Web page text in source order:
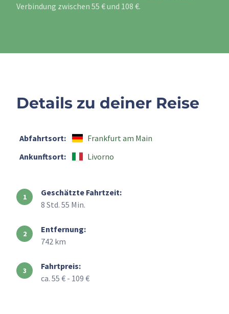
Verbindung zwischen 55 € und 108 €.
Details zu deiner Reise
Abfahrtsort:
Frankfurt am Main
Ankunftsort:
Livorno
Geschätzte Fahrtzeit:
8 Std. 55 Min.
Entfernung:
742 km
Fahrtpreis:
ca. 55 € - 109 €